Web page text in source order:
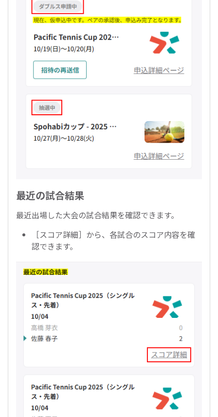
最近の試合結果
最近出場した大会の試合結果を確認できます。
［スコア詳細］から、各試合のスコア内容を確
認できます。